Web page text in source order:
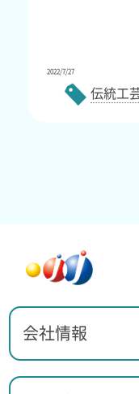
2022/7/27
伝統工
会社情報